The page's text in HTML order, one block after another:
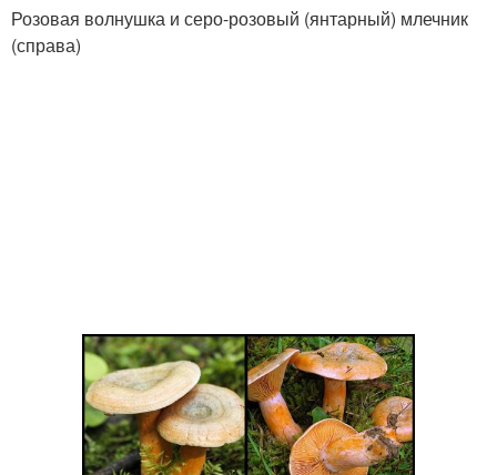
Розовая волнушка и серо-розовый (янтарный) млечник
(справа)